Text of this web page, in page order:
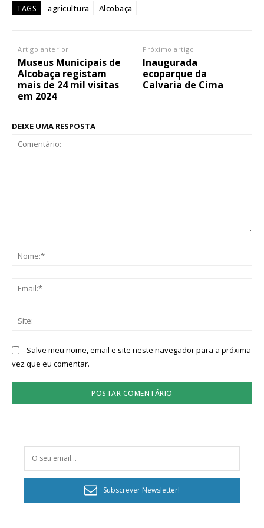
TAGS agricultura Alcobaça
Artigo anterior
Museus Municipais de
Alcobaça registam
mais de 24 mil visitas
em 2024
Próximo artigo
Inaugurada
ecoparque da
Calvaria de Cima
DEIXE UMA RESPOSTA
Salve meu nome, email e site neste navegador para a próxima
vez que eu comentar.
Subscrever Newsletter!